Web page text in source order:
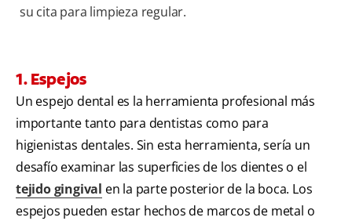
su cita para limpieza regular.
1. Espejos
Un espejo dental es la herramienta profesional más
importante tanto para dentistas como para
higienistas dentales. Sin esta herramienta, sería un
desafío examinar las superficies de los dientes o el
tejido gingival en la parte posterior de la boca. Los
espejos pueden estar hechos de marcos de metal o